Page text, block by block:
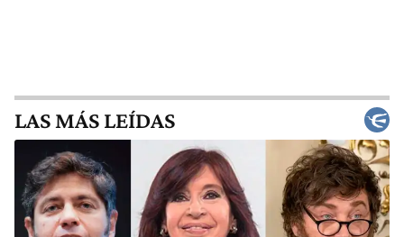
LAS MÁS LEÍDAS